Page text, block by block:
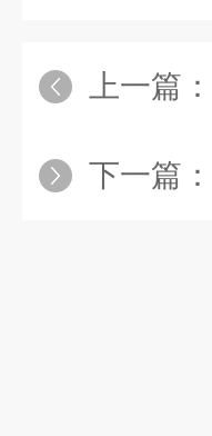
上一篇：
下一篇：